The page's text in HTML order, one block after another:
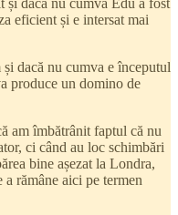
eficient și e intersat mai
dacă nu cumva e începutul
produce un domino de
am îmbătrânit faptul că nu
ci când au loc schimbări
bine așezat la Londra,
rămâne aici pe termen